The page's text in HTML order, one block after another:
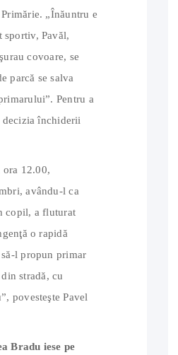
„Înăuntru e
sportiv, Pavăl,
covoare, se
parcă se salva
Pentru a
închiderii
12.00,
avându-l ca
copil, a fluturat
o rapidă
l propun primar
stradă, cu
povesteşte Pavel
Bradu iese pe